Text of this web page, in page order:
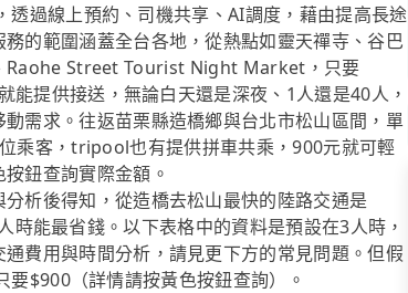
過線上預約、司機共享、AI調度，藉由提高長途
的範圍涵蓋全台各地，從熱點如靈天禪寺、谷巴
Raohe Street Tourist Night Market，只要
提供接送，無論白天還是深夜、1人還是40人，
需求。往返苗栗縣造橋鄉與台北市松山區間，單
乘客，tripool也有提供拼車共乘，900元就可輕
鈕查詢實際金額。
析後得知，從造橋去松山最快的陸路交通是
能最省錢。以下表格中的資料是預設在3人時，
費用與時間分析，請見更下方的常見問題。但假
$900（詳情請按黃色按鈕查詢）。